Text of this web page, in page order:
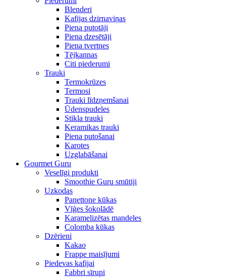
Blenderi
Kafijas dzirnaviņas
Piena putotāji
Piena dzesētāji
Piena tvertnes
Tējkannas
Citi piederumi
Trauki
Termokrūzes
Termosi
Trauki līdzņemšanai
Ūdenspudeles
Stikla trauki
Keramikas trauki
Piena putošanai
Karotes
Uzglabāšanai
Gourmet Guru
Veselīgi produkti
Smoothie Guru smūtiji
Uzkodas
Panettone kūkas
Vīģes šokolādē
Karamelizētas mandeles
Colomba kūkas
Dzērieni
Kakao
Frappe maisījumi
Piedevas kafijai
Fabbri sīrupi